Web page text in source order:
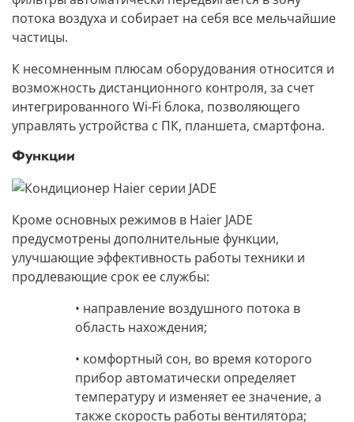
потока воздуха и собирает на себя все мельчайшие
частицы.
К несомненным плюсам оборудования относится и
возможность дистанционного контроля, за счет
интегрированного Wi-Fi блока, позволяющего
управлять устройства с ПК, планшета, смартфона.
Функции
Кроме основных режимов в Haier JADE
предусмотрены дополнительные функции,
улучшающие эффективность работы техники и
продлевающие срок ее службы:
• направление воздушного потока в
область нахождения;
• комфортный сон, во время которого
прибор автоматически определяет
температуру и изменяет ее значение, а
также скорость работы вентилятора;